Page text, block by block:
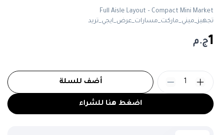
Full Aisle Layout – Compact Mini Market
تجهيز_ميني_ماركت_مسارات_عرض_ايجي_تريد
1ج.م
اضغط هنا للشراء
أضف للسلة 1